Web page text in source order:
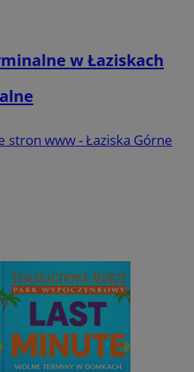
w Łaziskach
stron www - Łaziska Górne